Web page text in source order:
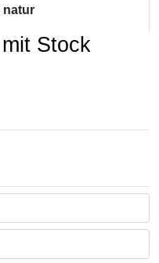
natur
Stock